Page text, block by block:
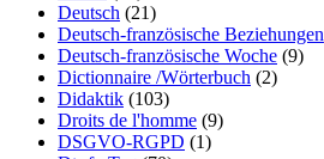
Deutsch (21)
Deutsch-französische Beziehungen
Deutsch-französische Woche (9)
Dictionnaire /Wörterbuch (2)
Didaktik (103)
Droits de l'homme (9)
DSGVO-RGPD (1)